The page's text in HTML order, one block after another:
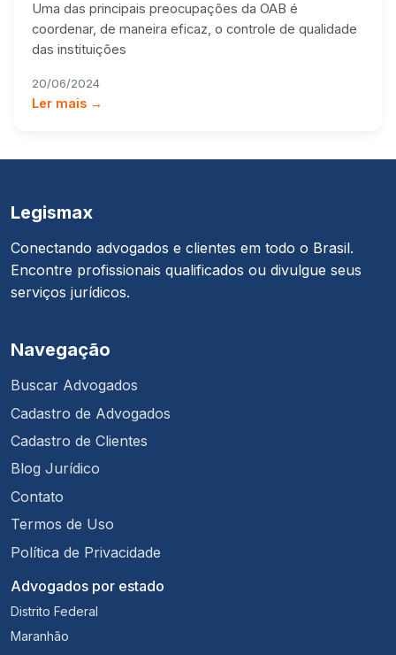
Uma das principais preocupações da OAB é
coordenar, de maneira eficaz, o controle de qualidade
das instituições
20/06/2024
Ler mais →
Legismax
Conectando advogados e clientes em todo o Brasil.
Encontre profissionais qualificados ou divulgue seus
serviços jurídicos.
Navegação
Buscar Advogados
Cadastro de Advogados
Cadastro de Clientes
Blog Jurídico
Contato
Termos de Uso
Política de Privacidade
Advogados por estado
Distrito Federal
Maranhão